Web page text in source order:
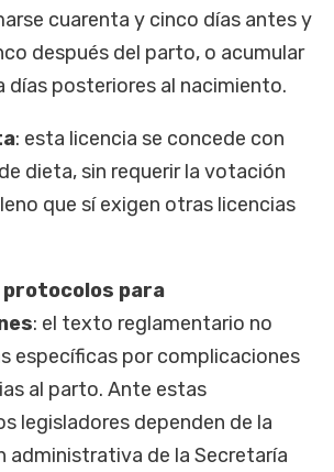
cuarenta y cinco días antes y
después del parto, o acumular
días posteriores al nacimiento.
: esta licencia se concede con
dieta, sin requerir la votación
que sí exigen otras licencias
protocolos para
: el texto reglamentario no
específicas por complicaciones
al parto. Ante estas
legisladores dependen de la
administrativa de la Secretaría